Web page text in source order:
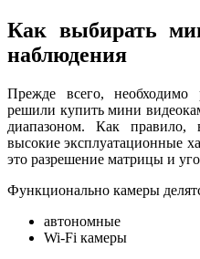
Как выбирать
наблюдения
Прежде всего,
решили купить мини
диапазоном. Как правило,
высокие эксплуатационные
это разрешение матрицы и
Функционально камеры
автономные
Wi-Fi камеры